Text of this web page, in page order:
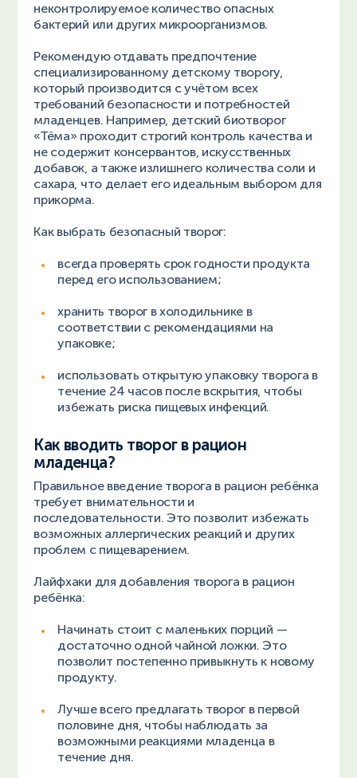
неконтролируемое количество опасных
бактерий или других микроорганизмов.
Рекомендую отдавать предпочтение
специализированному детскому творогу,
который производится с учётом всех
требований безопасности и потребностей
младенцев. Например, детский биотворог
«Тёма» проходит строгий контроль качества и
не содержит консервантов, искусственных
добавок, а также излишнего количества соли и
сахара, что делает его идеальным выбором для
прикорма.
Как выбрать безопасный творог:
всегда проверять срок годности продукта
перед его использованием;
хранить творог в холодильнике в
соответствии с рекомендациями на
упаковке;
использовать открытую упаковку творога в
течение 24 часов после вскрытия, чтобы
избежать риска пищевых инфекций.
Как вводить творог в рацион
младенца?
Правильное введение творога в рацион ребёнка
требует внимательности и
последовательности. Это позволит избежать
возможных аллергических реакций и других
проблем с пищеварением.
Лайфхаки для добавления творога в рацион
ребёнка:
Начинать стоит с маленьких порций —
достаточно одной чайной ложки. Это
позволит постепенно привыкнуть к новому
продукту.
Лучше всего предлагать творог в первой
половине дня, чтобы наблюдать за
возможными реакциями младенца в
течение дня.